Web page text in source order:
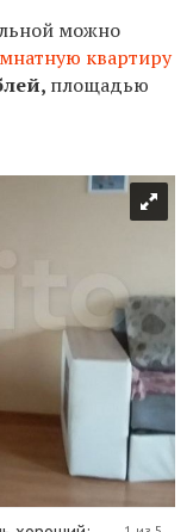
можно
квартиру
площадью